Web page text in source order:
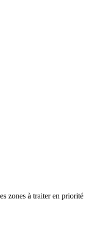
zones à traiter en priorité